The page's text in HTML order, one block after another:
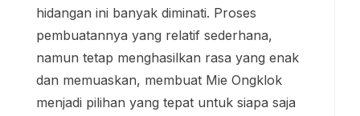
hidangan ini banyak diminati. Proses
pembuatannya yang relatif sederhana,
namun tetap menghasilkan rasa yang enak
dan memuaskan, membuat Mie Ongklok
menjadi pilihan yang tepat untuk siapa saja